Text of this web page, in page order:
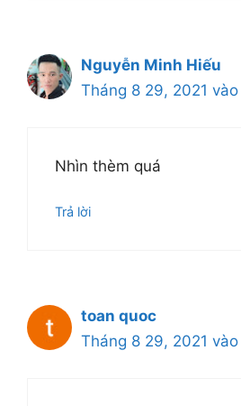
Nguyễn Minh Hiếu
Tháng 8 29, 2021
Nhìn thèm quá
Trả lời
toan quoc
Tháng 8 29, 2021